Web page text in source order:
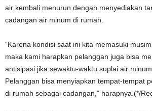
air kembali menurun dengan menyediakan
cadangan air minum di rumah.
“Karena kondisi saat ini kita memasuki
maka kami harapkan pelanggan juga bisa
antisipasi jika sewaktu-waktu suplai air
Pelanggan bisa menyiapkan tempat-tempat
di rumah sebagai cadangan,” harapnya.(*/